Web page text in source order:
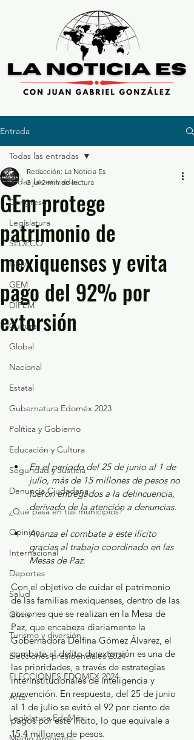
Entrada
Todas las entradas
Congreso
Legislatura
SEDECO
GEM
GEM
DIFEM
Cultura
Global
Nacional
Estatal
Gubernatura Edoméx 2023
Política y Gobierno
Educación y Cultura
Seguridad y Justicia
Denuncia Ciudadana
¿Qué pasa en tus municipios?
Opinión
Internacional
Deportes
Salud
Clima
Turismo y diversión
Elecciones presidenciales 2024
ELECCIONES EDOMEX 2024
Arte
Legislatura EdoMéx
Todas las entradas
GEm protege
patrimonio de
mexiquenses y evita
pago del 92% por
extorsión
Redacción: La Noticia Es
3 jul 2 min de lectura
⁠En el periodo del 25 de junio al 1 de
julio, más de 15 millones de pesos no
fueron entregados a la delincuencia,
derivado de la atención a denuncias.
Avanza el combate a este ilícito
gracias al trabajo coordinado en las
Mesas de Paz.
Con el objetivo de cuidar el patrimonio
de las familias mexiquenses, dentro de las
acciones que se realizan en la Mesa de
Paz, que encabeza diariamente la
Gobernadora Delfina Gómez Álvarez, el
combate al delito de extorsión es una de
las prioridades, a través de estrategias
interinstitucionales de inteligencia y
prevención. En respuesta, del 25 de junio
al 1 de julio se evitó el 92 por ciento de
pagos por este ilícito, lo que equivale a
15.4 millones de pesos.